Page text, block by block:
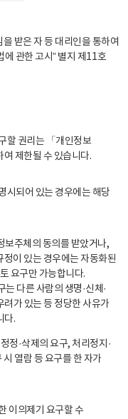
받은 자 등 대리인을 통하여
에 관한 고시” 별지 제11호
할 권리는 「개인정보
제한될 수 있습니다.
시되어 있는 경우에는 해당
보주체의 동의를 받았거나,
정이 있는 경우에는 자동화된
요구만 가능합니다.
다른 사람의 생명·신체·
가 있는 등 정당한 사유가
다.
정·삭제의 요구, 처리정지·
열람 등 요구를 한 자가
이의제기 요구할 수